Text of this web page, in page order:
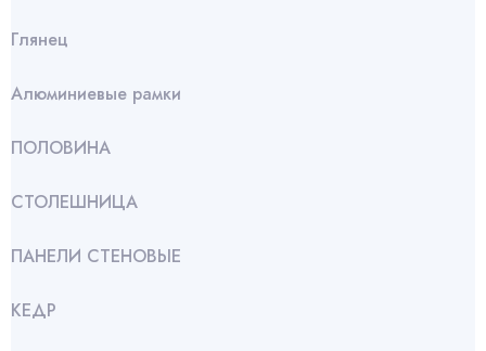
Глянец
Алюминиевые рамки
ПОЛОВИНА
СТОЛЕШНИЦА
ПАНЕЛИ СТЕНОВЫЕ
КЕДР